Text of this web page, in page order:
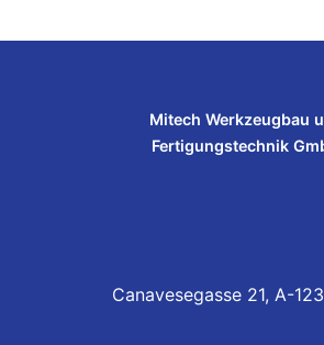
Mitech Werkzeugbau
Fertigungstechnik
Canavesegasse 21, A-